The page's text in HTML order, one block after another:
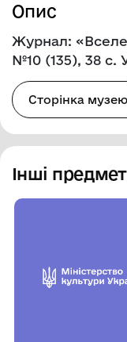
Опис
Журнал:
№10 (135), 38 с.
Сторінка музею
Інші